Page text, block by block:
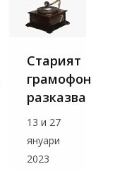
Старият
грамофон
разказва
13 и 27
януари
2023